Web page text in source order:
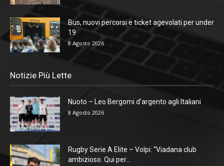
Bus, nuovi percorsi e ticket agevolati per under
19
8 Agosto 2026
Notizie Più Lette
Nuoto – Leo Bergomi d’argento agli Italiani
8 Agosto 2026
Rugby Serie A Elite – Volpi: “Viadana club
ambizioso. Qui per...